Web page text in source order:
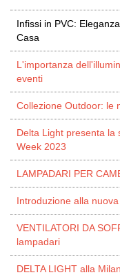
Infissi in PVC:
Casa
L'importanza
eventi
Collezione Outdoor: le
Delta Light presenta la
Week 2023
LAMPADARI PER
Introduzione alla
VENTILATORI DA
lampadari
DELTA LIGHT alla